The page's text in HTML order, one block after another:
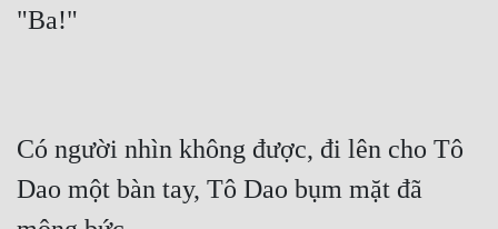
"Ba!"
Có người nhìn không được, đi lên cho Tô
Dao một bàn tay, Tô Dao bụm mặt đã